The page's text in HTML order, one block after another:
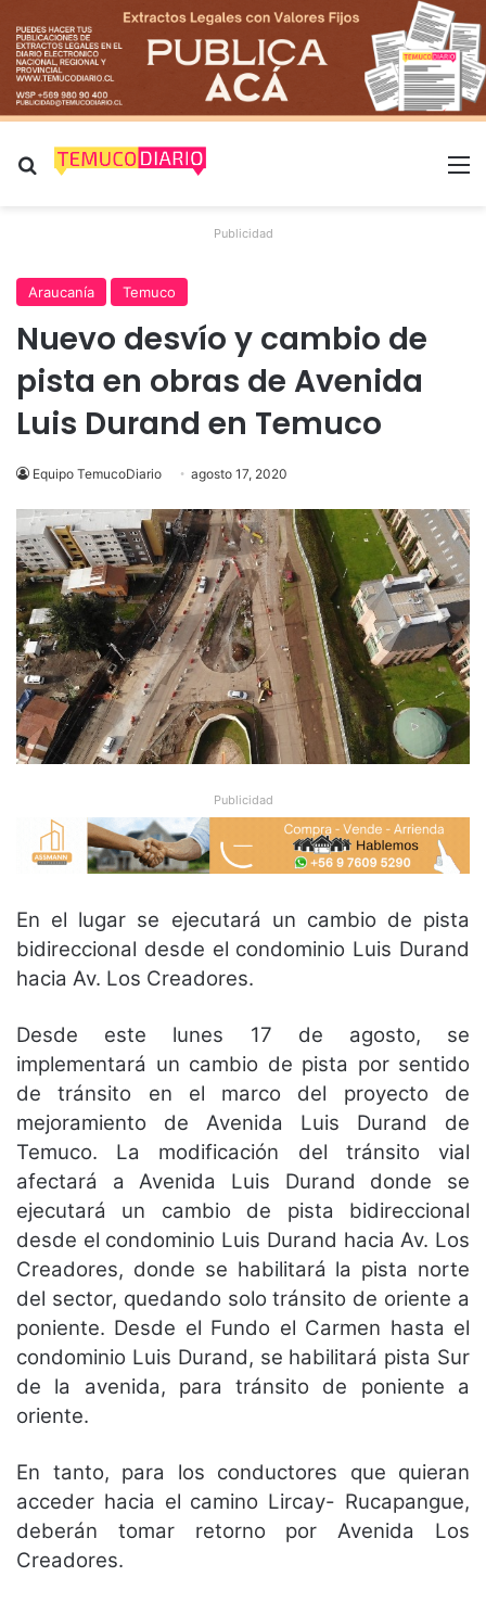
Buscar por
Publicidad
Araucanía Temuco
Nuevo desvío y cambio de
pista en obras de Avenida
Luis Durand en Temuco
Equipo TemucoDiario agosto 17, 2020
Publicidad
En el lugar se ejecutará un cambio de pista
bidireccional desde el condominio Luis Durand
hacia Av. Los Creadores.
Desde este lunes 17 de agosto, se
implementará un cambio de pista por sentido
de tránsito en el marco del proyecto de
mejoramiento de Avenida Luis Durand de
Temuco. La modificación del tránsito vial
afectará a Avenida Luis Durand donde se
ejecutará un cambio de pista bidireccional
desde el condominio Luis Durand hacia Av. Los
Creadores, donde se habilitará la pista norte
del sector, quedando solo tránsito de oriente a
poniente. Desde el Fundo el Carmen hasta el
condominio Luis Durand, se habilitará pista Sur
de la avenida, para tránsito de poniente a
oriente.
En tanto, para los conductores que quieran
acceder hacia el camino Lircay- Rucapangue,
deberán tomar retorno por Avenida Los
Creadores.